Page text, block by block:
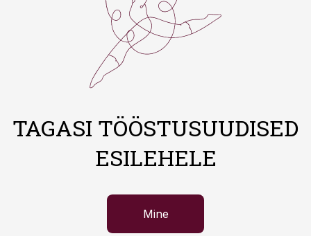
TAGASI TÖÖSTUSUUDISED
ESILEHELE
Mine